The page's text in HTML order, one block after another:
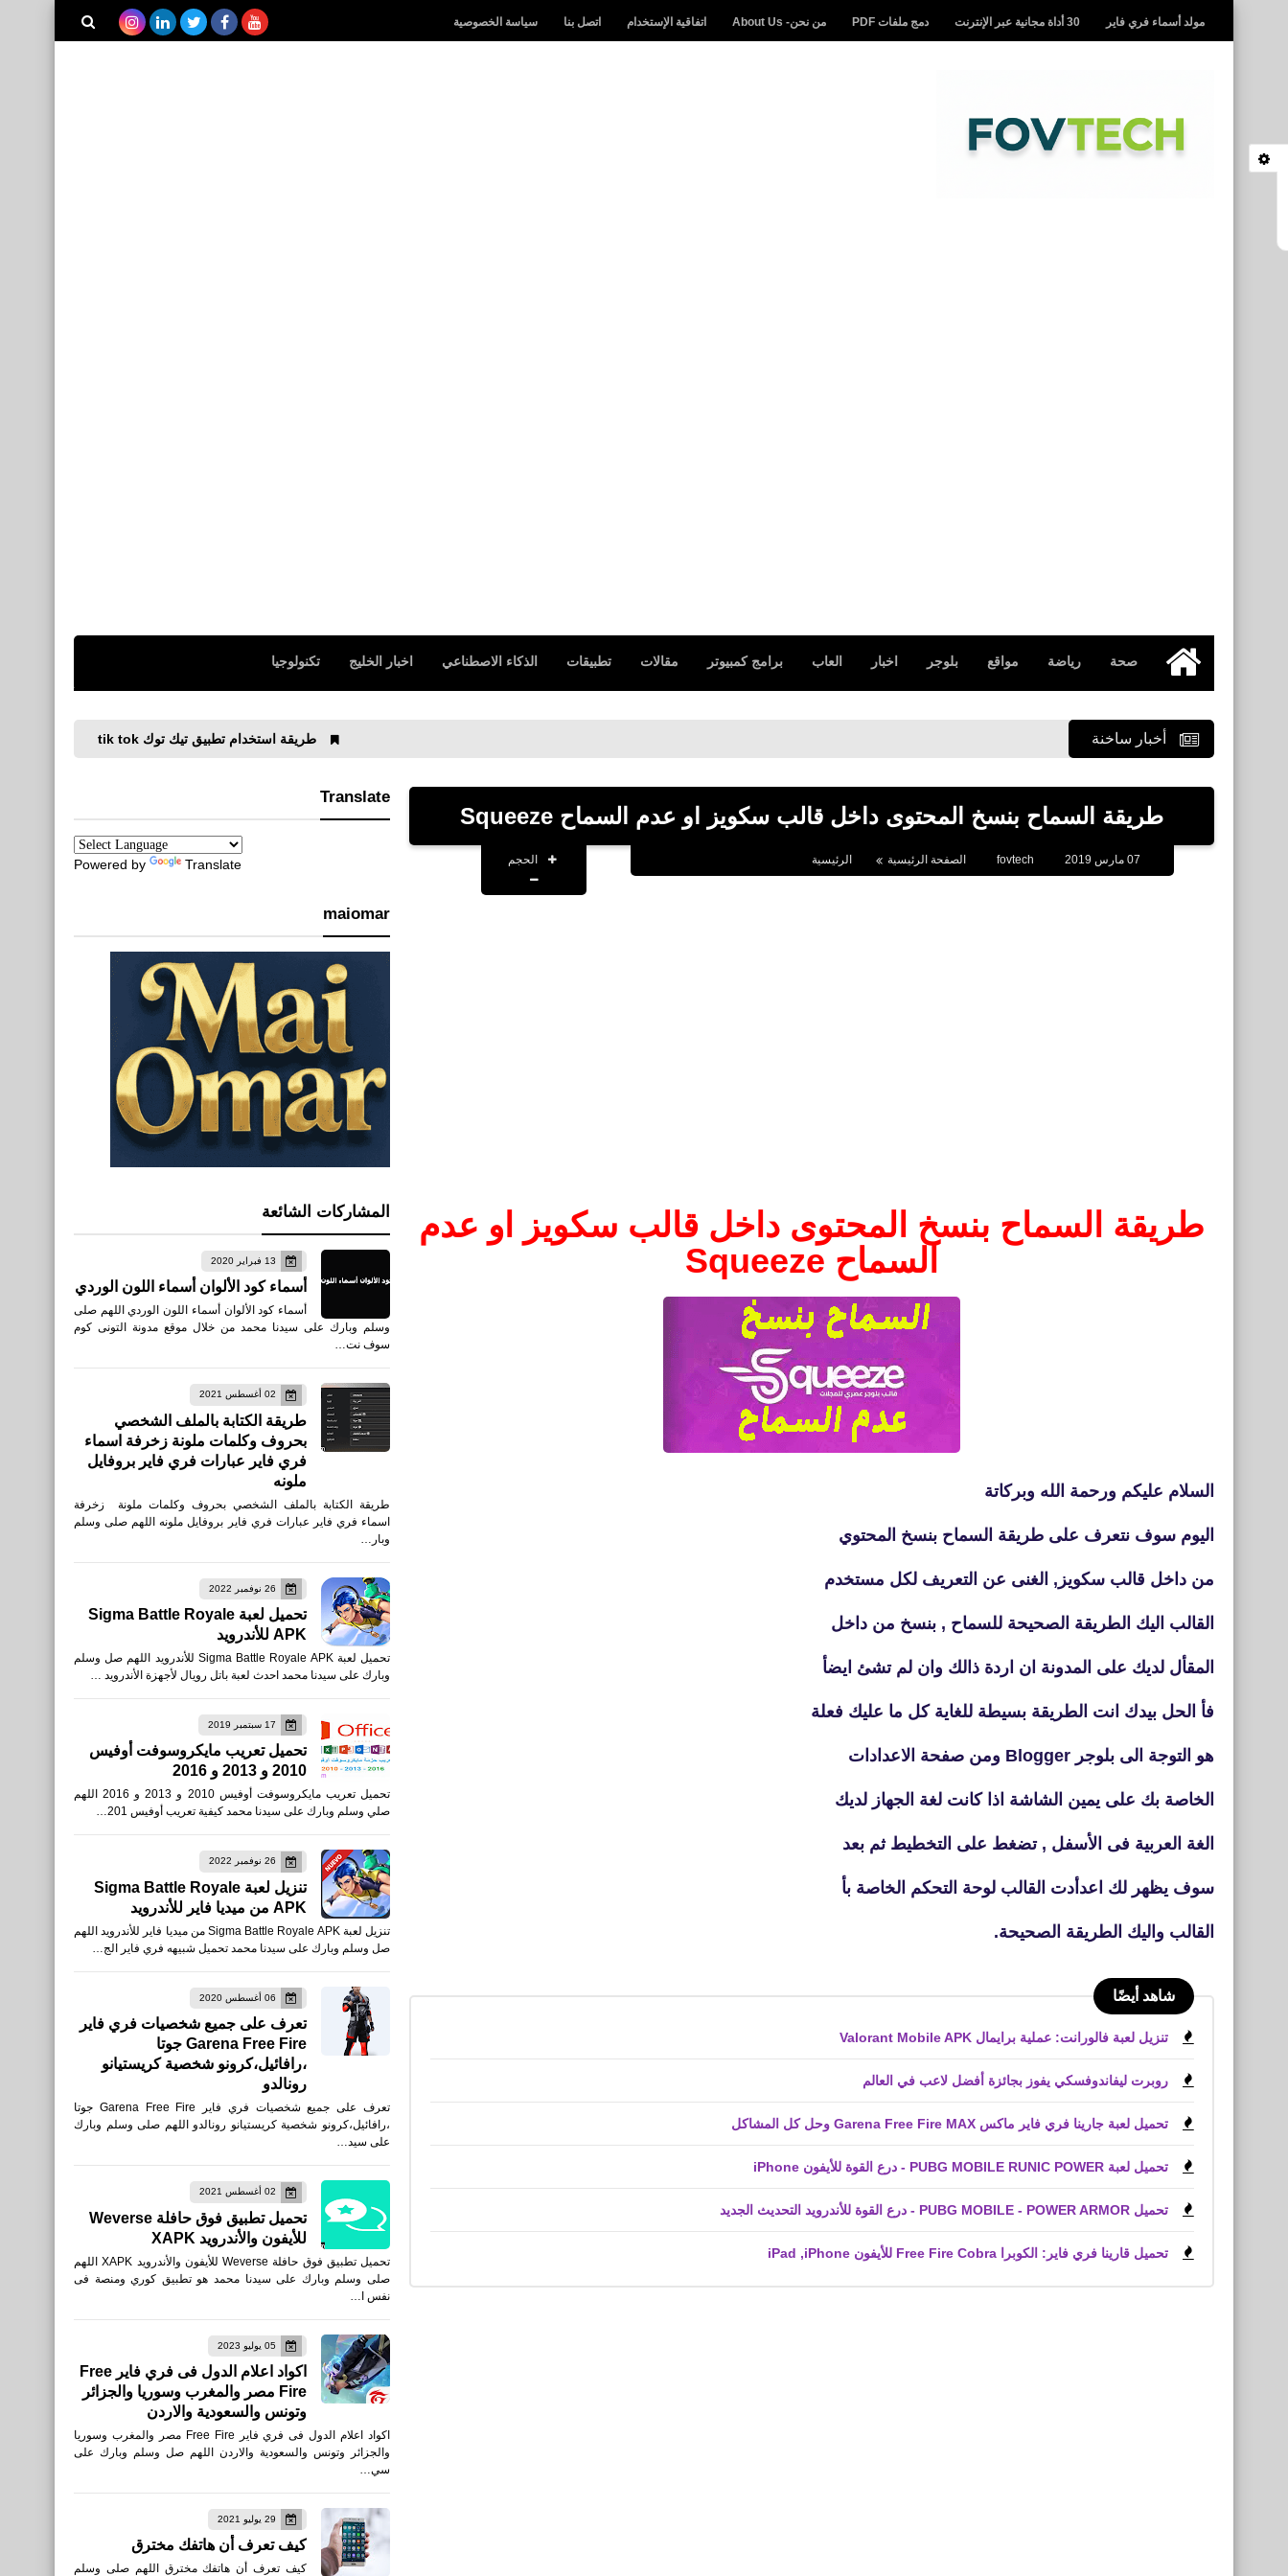
مولد أسماء فري فاير 30 أداة مجانية عبر الإنترنت دمج ملفات PDF من نحن- About Us اتفاقية الإستخدام اتصل بنا سياسة الخصوصية
الرئيسية
صحة رياضة مواقع بلوجر اخبار العاب برامج كمبيوتر مقالات تطبيقات الذكاء الاصطناعي اخبار الخليج تكنولوجيا
أخبار ساخنة طريقة استخدام تطبيق تيك توك tik tok تحميل فيديو من Instagram للاندرويد 2019
طريقة السماح بنسخ المحتوى داخل قالب سكويز او عدم السماح Squeeze
fovtech الصفحة الرئيسية الرئيسية الحجم
طريقة السماح بنسخ المحتوى داخل قالب سكويز او عدم
السماح Squeeze
السلام عليكم ورحمة الله وبركاتة
اليوم سوف نتعرف على طريقة السماح بنسخ المحتوي
من داخل قالب سكويز, الغنى عن التعريف لكل مستخدم
القالب اليك الطريقة الصحيحة للسماح , بنسخ من داخل
المقأل لديك على المدونة ان اردة ذالك وان لم تشئ ايضأ
فأ الحل بيدك انت الطريقة بسيطة للغاية كل ما عليك فعلة
هو التوجة الى بلوجر Blogger ومن صفحة الاعدادات
الخاصة بك على يمين الشاشة اذا كانت لغة الجهاز لديك
الغة العربية فى الأسفل , تضغط على التخطيط ثم بعد
سوف يظهر لك اعدأدت القالب لوحة التحكم الخاصة بأ
القالب واليك الطريقة الصحيحة.
شاهد أيضًا
تنزيل لعبة فالورانت: عملية برايمال Valorant Mobile APK
روبرت ليفاندوفسكي يفوز بجائزة أفضل لاعب في العالم
تحميل لعبة جارينا فري فاير ماكس Garena Free Fire MAX‏ وحل كل المشاكل
تحميل لعبة PUBG MOBILE RUNIC POWER - درع القوة للأيفون iPhone
تحميل PUBG MOBILE - POWER ARMOR - درع القوة للأندرويد التحديث الجديد
تحميل قارينا فري فاير: الكوبرا Free Fire Cobra للأيفون iPhone,‏ iPad
Translate
Powered by Translate
maiomar
المشاركات الشائعة
13 فبراير 2020
أسماء كود الألوان أسماء اللون الوردي
أسماء كود الألوان أسماء اللون الوردي اللهم صلى
وسلم وبارك على سيدنا محمد من خلال موقع مدونة التونى كوم
سوف نت…
02 أغسطس 2021
طريقة الكتابة بالملف الشخصي
بحروف وكلمات ملونة زخرفة اسماء
فري فاير عبارات فري فاير بروفايل
ملونه
طريقة الكتابة بالملف الشخصي بحروف وكلمات ملونة زخرفة
اسماء فري فاير عبارات فري فاير بروفايل ملونه اللهم صلى وسلم
وبار…
26 نوفمبر 2022
تحميل لعبة Sigma Battle Royale
APK للأندرويد
تحميل لعبة Sigma Battle Royale APK للأندرويد اللهم صل وسلم
وبارك على سيدنا محمد احدث لعبة باتل رويال لأجهزة الأندرويد …
17 سبتمبر 2019
تحميل تعريب مايكروسوفت أوفيس
2010 و 2013 و 2016
تحميل تعريب مايكروسوفت أوفيس 2010 و 2013 و 2016 اللهم
صلي وسلم وبارك على سيدنا محمد كيفية تعريب أوفيس 201…
26 نوفمبر 2022
تنزيل لعبة Sigma Battle Royale
APK من ميديا فاير للأندرويد
تنزيل لعبة Sigma Battle Royale APK من ميديا فاير للأندرويد اللهم
صل وسلم وبارك على سيدنا محمد تحميل شبيهه فري فاير الج…
06 أغسطس 2020
تعرف على جميع شخصيات فري فاير
Garena Free Fire جوتا
،رافائيل،كرونو شخصية كريستيانو
رونالدو
تعرف على جميع شخصيات فري فاير Garena Free Fire جوتا
،رافائيل،كرونو شخصية كريستيانو رونالدو اللهم صلى وسلم وبارك
على سيد…
02 أغسطس 2021
تحميل تطبيق فوق حافلة Weverse
للأيفون والأندرويد XAPK
تحميل تطبيق فوق حافلة Weverse للأيفون والأندرويد XAPK اللهم
صلى وسلم وبارك على سيدنا محمد هو تطبيق كوري ومنصة فى
نفس ا…
05 يوليو 2023
اكواد اعلام الدول فى فري فاير Free
Fire مصر والمغرب وسوريا والجزائر
وتونس والسعودية والاردن
اكواد اعلام الدول فى فري فاير Free Fire مصر والمغرب وسوريا
والجزائر وتونس والسعودية والاردن اللهم صل وسلم وبارك على
سي…
29 يوليو 2021
كيف تعرف أن هاتفك مخترق
كيف تعرف أن هاتفك مخترق اللهم صلى وسلم
....
كيفية تشغيل الآيفون على
التلفزيون
أفضل المواقع الرياضية الأكثر
شهرة
صحة
ما هي فوائد البطاطس
رياضة
نتائج مباريات الجولة الثانية
عشرة من الدوري الإسباني
2019/2020
رياضة
نتائج مباريات الجولة الحادية